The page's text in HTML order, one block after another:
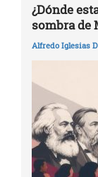
¿Dónde
sombra de
Alfredo Iglesias